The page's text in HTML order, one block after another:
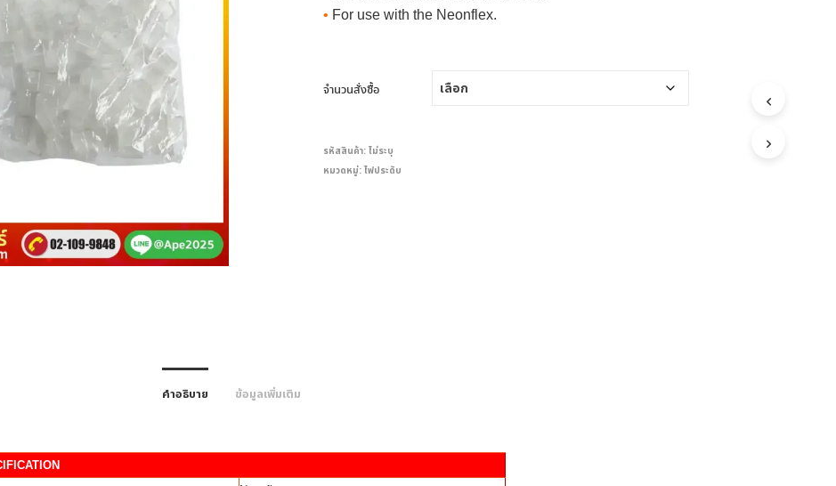
2.90฿
• For use with the Neonflex.
จำนวนสั่งซื้อ
รหัสสินค้า:ไม่ระบุ
หมวดหมู่:ไฟประดับ
คำอธิบาย ข้อมูลเพิ่มเติม